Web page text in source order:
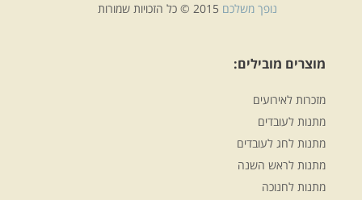
נופך משלכם
מוצרים מובילים:
מזכרות לאירועים
מתנות לעובדים
מתנות לחג לעובדים
מתנות לראש השנה
מתנות לחנוכה